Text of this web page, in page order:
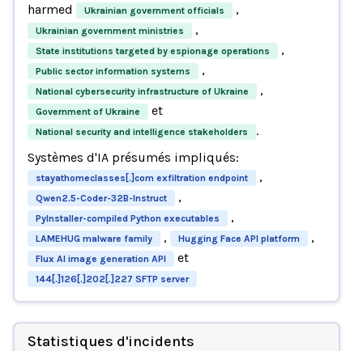
harmed
Ukrainian government officials ,
Ukrainian government ministries ,
State institutions targeted by espionage operations ,
Public sector information systems ,
National cybersecurity infrastructure of Ukraine ,
Government of Ukraine et
National security and intelligence stakeholders
.
Systèmes d'IA présumés impliqués:
stayathomeclasses[.]com exfiltration endpoint ,
Qwen2.5-Coder-32B-Instruct ,
PyInstaller-compiled Python executables ,
LAMEHUG malware family , Hugging Face API platform ,
Flux AI image generation API et
144[.]126[.]202[.]227 SFTP server
Statistiques d'incidents